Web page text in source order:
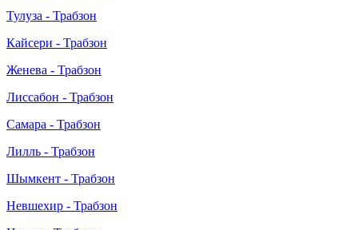
Тулуза - Трабзон
Кайсери - Трабзон
Женева - Трабзон
Лиссабон - Трабзон
Самара - Трабзон
Лилль - Трабзон
Шымкент - Трабзон
Невшехир - Трабзон